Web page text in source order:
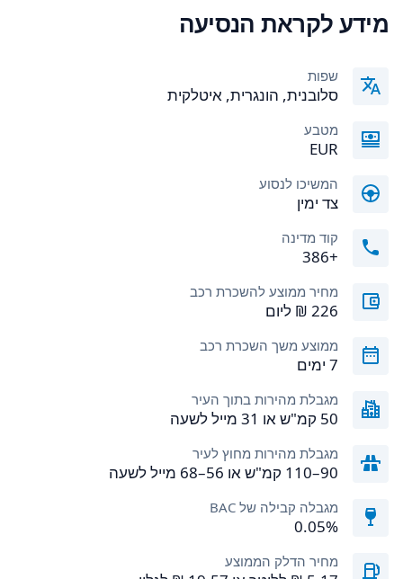
מידע לקראת הנסיעה
שפות
סלובנית, הונגרית, איטלקית
מטבע
EUR
המשיכו לנסוע
צד ימין
קוד מדינה
+386
מחיר ממוצע להשכרת רכב
ממוצע משך השכרת רכב
7 ימים
מגבלת מהירות בתוך העיר
50 קמ"ש או 31 מייל לשעה
מגבלת מהירות מחוץ לעיר
90–110 קמ"ש או 56–68 מייל לשעה
מגבלה קבילה של BAC
0.05%
מחיר הדלק הממוצע